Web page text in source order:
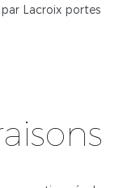
Lacroix portes